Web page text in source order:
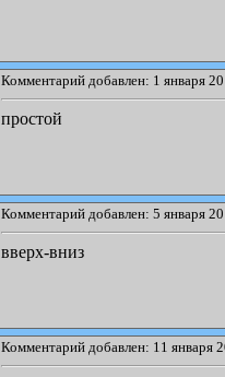
Комментарий добавлен: 1 января
простой
Комментарий добавлен: 5 января
вверх-вниз
Комментарий добавлен: 11 января